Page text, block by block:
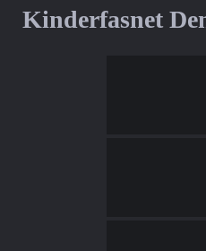
Kinderfasnet